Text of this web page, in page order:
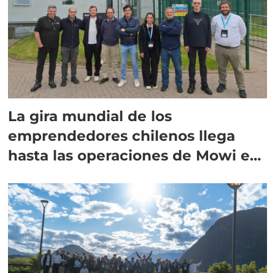
La gira mundial de los
emprendedores chilenos llega
hasta las operaciones de Mowi en